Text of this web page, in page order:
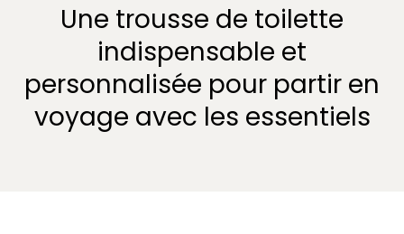
Une trousse de toilette
indispensable et
personnalisée pour partir en
voyage avec les essentiels